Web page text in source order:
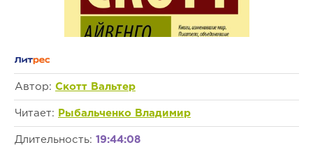
Автор: Скотт Вальтер
Читает: Рыбальченко Владимир
Длительность: 19:44:08